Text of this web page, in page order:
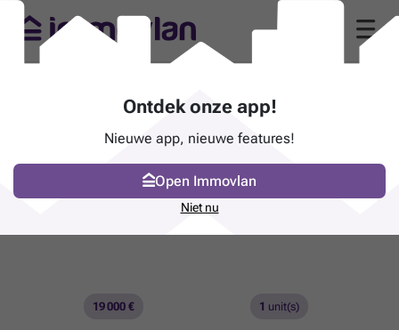
19 000 € 1 unit(s)
Ontdek onze app!
Nieuwe app, nieuwe features!
Open Immovlan
Niet nu